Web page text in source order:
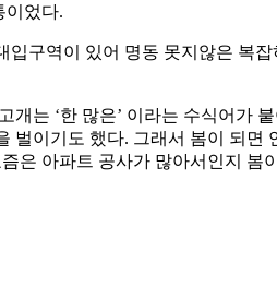
이었다.
구역이 있어 명동 못지않은 복
는 ‘한 많은’ 이라는 수식어가
이기도 했다. 그래서 봄이 되면
은 아파트 공사가 많아서인지 봄